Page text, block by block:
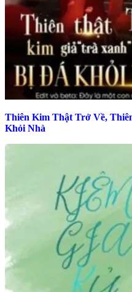
Thiên Kim Thật Trở Về,
Khỏi Nhà